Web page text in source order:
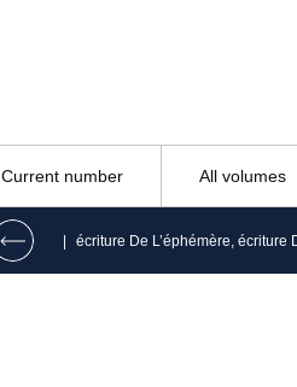
Current number All volumes
|